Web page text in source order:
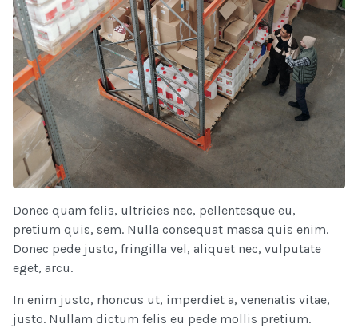
Donec quam felis, ultricies nec, pellentesque eu,
pretium quis, sem. Nulla consequat massa quis enim.
Donec pede justo, fringilla vel, aliquet nec, vulputate
eget, arcu.
In enim justo, rhoncus ut, imperdiet a, venenatis vitae,
justo. Nullam dictum felis eu pede mollis pretium.